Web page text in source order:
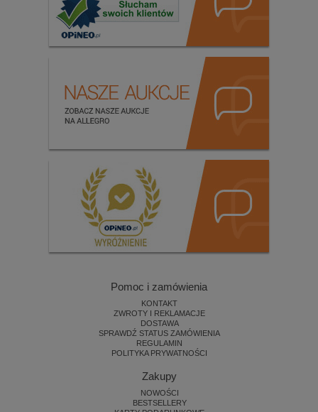
Pomoc i zamówienia
KONTAKT
ZWROTY I REKLAMACJE
DOSTAWA
SPRAWDŹ STATUS ZAMÓWIENIA
REGULAMIN
POLITYKA PRYWATNOŚCI
Zakupy
NOWOŚCI
BESTSELLERY